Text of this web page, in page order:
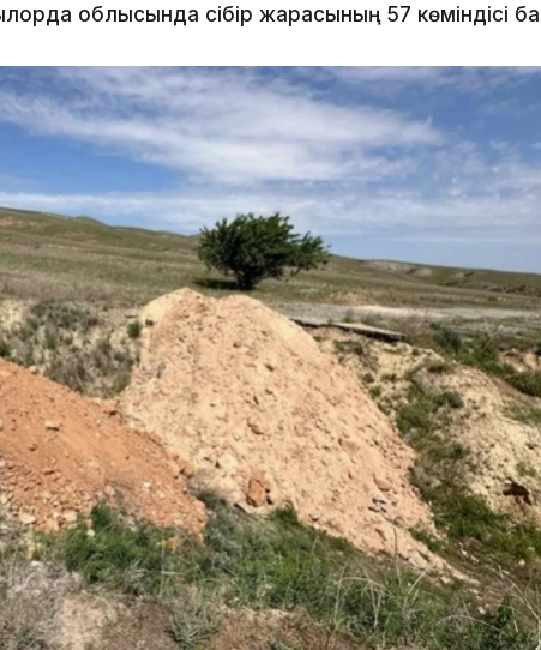
облысында сібір жарасының 57 көміндісі